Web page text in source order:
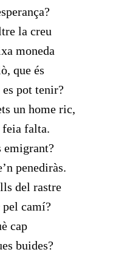
la creu
moneda
que és
pot tenir?
un home ric,
feia falta.
emigrant?
penediràs.
del rastre
camí?
cap
buides?